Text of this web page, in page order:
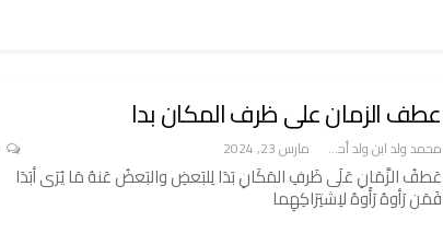
عطف الزمان على ظرف المكان بدا
محمد ولد ابن ولد أحميدا مارس 23, 2024
عَطفُ الزَّمَانِ عَلَى ظَرفِ المَكَانِ بَدَا لِلبَعضِ والبَعضُ عَنهُ مَا يُرَى أبَدَا
فَمَن رَأوهُ رَأَوهُ لاِشتِرَاكِهِما